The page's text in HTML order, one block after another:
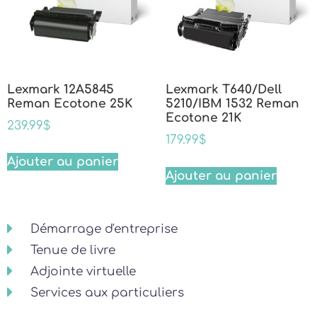
Lexmark 12A5845
Reman Ecotone 25K
239.99$
Ajouter au panier
Lexmark T640/Dell
5210/IBM 1532 Reman
Ecotone 21K
179.99$
Ajouter au panier
Démarrage d'entreprise
Tenue de livre
Adjointe virtuelle
Services aux particuliers